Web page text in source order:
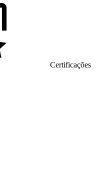
Certificações